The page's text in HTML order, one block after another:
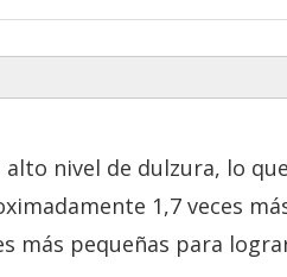
nivel de dulzura, lo
1,7 veces
más pequeñas para